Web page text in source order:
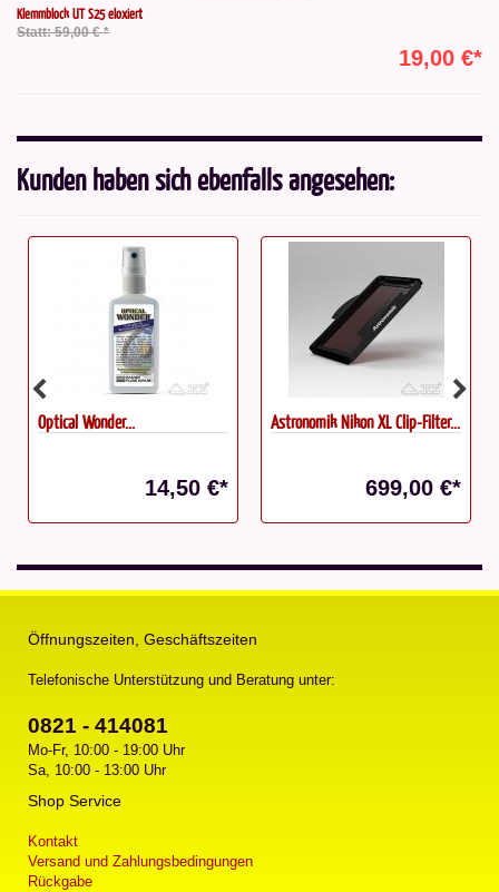
Klemmblock UT S25 eloxiert
Statt: 59,00 € *
19,00 €*
Kunden haben sich ebenfalls angesehen:
Optical Wonder...
14,50 €*
Astronomik Nikon XL Clip-Filter...
699,00 €*
Öffnungszeiten, Geschäftszeiten
Telefonische Unterstützung und Beratung unter:
0821 - 414081
Mo-Fr, 10:00 - 19:00 Uhr
Sa, 10:00 - 13:00 Uhr
Shop Service
Kontakt
Versand und Zahlungsbedingungen
Rückgabe